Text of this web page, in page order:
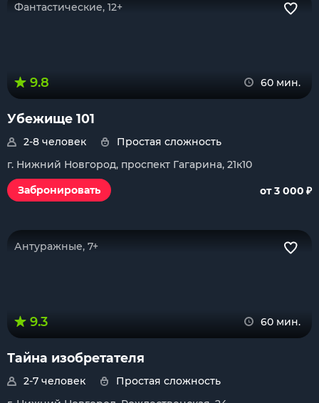
Фантастические, 12+
9.8 60 мин.
Убежище 101
2-8 человек
Простая сложность
г. Нижний Новгород, проспект Гагарина, 21к10
Забронировать
от 3 000 ₽
Антуражные, 7+
9.3 60 мин.
Тайна изобретателя
2-7 человек
Простая сложность